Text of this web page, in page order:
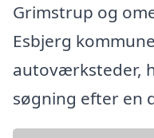
Grimstrup og
Esbjerg
autoværksteder,
søgning efter en